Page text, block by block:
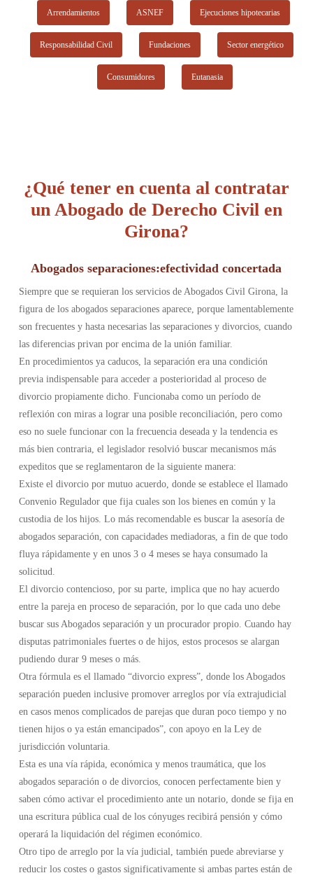
Arrendamientos ASNEF Ejecuciones hipotecarias
Responsabilidad Civil Fundaciones Sector energético
Consumidores Eutanasia
¿Qué tener en cuenta al contratar
un Abogado de Derecho Civil en
Girona?
Abogados separaciones:efectividad concertada
Siempre que se requieran los servicios de Abogados Civil Girona, la
figura de los abogados separaciones aparece, porque lamentablemente
son frecuentes y hasta necesarias las separaciones y divorcios, cuando
las diferencias privan por encima de la unión familiar.
En procedimientos ya caducos, la separación era una condición
previa indispensable para acceder a posterioridad al proceso de
divorcio propiamente dicho. Funcionaba como un período de
reflexión con miras a lograr una posible reconciliación, pero como
eso no suele funcionar con la frecuencia deseada y la tendencia es
más bien contraria, el legislador resolvió buscar mecanismos más
expeditos que se reglamentaron de la siguiente manera:
Existe el divorcio por mutuo acuerdo, donde se establece el llamado
Convenio Regulador que fija cuales son los bienes en común y la
custodia de los hijos. Lo más recomendable es buscar la asesoría de
abogados separación, con capacidades mediadoras, a fin de que todo
fluya rápidamente y en unos 3 o 4 meses se haya consumado la
solicitud.
El divorcio contencioso, por su parte, implica que no hay acuerdo
entre la pareja en proceso de separación, por lo que cada uno debe
buscar sus Abogados separación y un procurador propio. Cuando hay
disputas patrimoniales fuertes o de hijos, estos procesos se alargan
pudiendo durar 9 meses o más.
Otra fórmula es el llamado “divorcio express”, donde los Abogados
separación pueden inclusive promover arreglos por vía extrajudicial
en casos menos complicados de parejas que duran poco tiempo y no
tienen hijos o ya están emancipados”, con apoyo en la Ley de
jurisdicción voluntaria.
Esta es una vía rápida, económica y menos traumática, que los
abogados separación o de divorcios, conocen perfectamente bien y
saben cómo activar el procedimiento ante un notario, donde se fija en
una escritura pública cual de los cónyuges recibirá pensión y cómo
operará la liquidación del régimen económico.
Otro tipo de arreglo por la vía judicial, también puede abreviarse y
reducir los costes o gastos significativamente si ambas partes están de